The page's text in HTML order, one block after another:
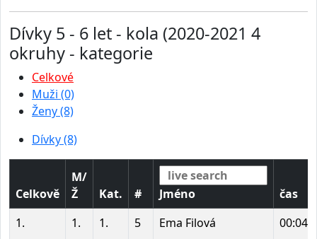
Dívky 5 - 6 let - kola (2020-2021 4
okruhy - kategorie
Celkové
Muži (0)
Ženy (8)
Dívky (8)
Celkově
M/
Ž
Kat. # Jméno
čas
1.
1. 1. 5 Ema Filová